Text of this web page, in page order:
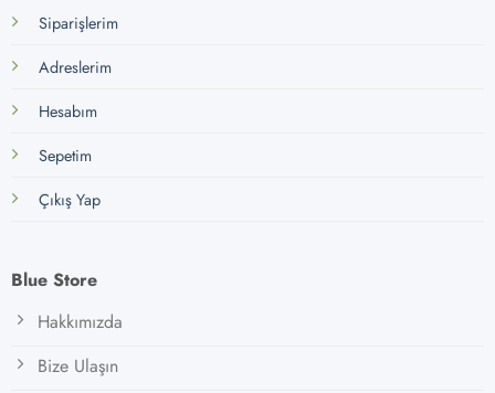
Siparişlerim
Adreslerim
Hesabım
Sepetim
Çıkış Yap
Blue Store
Hakkımızda
Bize Ulaşın